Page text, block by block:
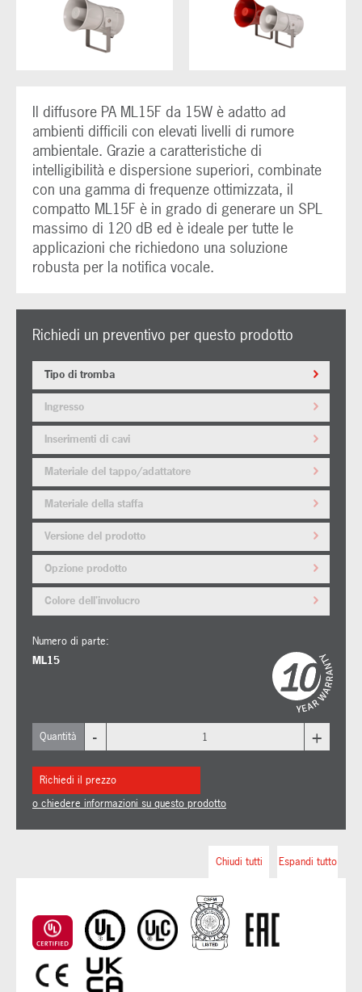
Il diffusore PA ML15F da 15W è adatto ad
ambienti difficili con elevati livelli di rumore
ambientale. Grazie a caratteristiche di
intelligibilità e dispersione superiori, combinate
con una gamma di frequenze ottimizzata, il
compatto ML15F è in grado di generare un SPL
massimo di 120 dB ed è ideale per tutte le
applicazioni che richiedono una soluzione
robusta per la notifica vocale.
Richiedi un preventivo per questo prodotto
Tipo di tromba
Ingresso
Inserimenti di cavi
Materiale del tappo/adattatore
Materiale della staffa
Versione del prodotto
Opzione prodotto
Colore dell'involucro
Numero di parte:
ML15
Quantità - +
Richiedi il prezzo
o chiedere informazioni su questo prodotto
Espandi tutto
Chiudi tutti